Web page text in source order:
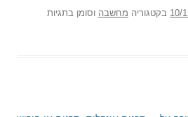
10/ בקטגוריה מחשבה וסומן בתגיות